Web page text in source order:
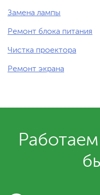
Замена лампы
Ремонт блока питания
Чистка проектора
Ремонт экрана